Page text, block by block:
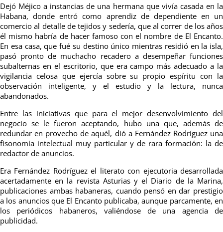
Dejó Méjico a instancias de una hermana que vivía casada en la
Habana, donde entró como aprendiz de dependiente en un
comercio al detalle de tejidos y sedería, que al correr de los años
él mismo habría de hacer famoso con el nombre de El Encanto.
En esa casa, que fué su destino único mientras residió en la isla,
pasó pronto de muchacho recadero a desempeñar funciones
subalternas en el escritorio, que era campo más adecuado a la
vigilancia celosa que ejercía sobre su propio espíritu con la
observación inteligente, y el estudio y la lectura, nunca
abandonados.
Entre las iniciativas que para el mejor desenvolvimiento del
negocio se le fueron aceptando, hubo una que, además de
redundar en provecho de aquél, dió a Fernández Rodríguez una
fisonomía intelectual muy particular y de rara formación: la de
redactor de anuncios.
Era Fernández Rodríguez el literato con ejecutoria desarrollada
acertadamente en la revista Asturias y el Diario de la Marina,
publicaciones ambas habaneras, cuando pensó en dar prestigio
a los anuncios que El Encanto publicaba, aunque parcamente, en
los periódicos habaneros, valiéndose de una agencia de
publicidad.